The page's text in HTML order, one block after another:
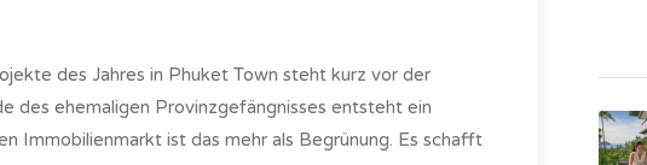
des Jahres in Phuket Town steht kurz vor der
des ehemaligen Provinzgefängnisses entsteht ein
Immobilienmarkt ist das mehr als Begrünung. Es schafft